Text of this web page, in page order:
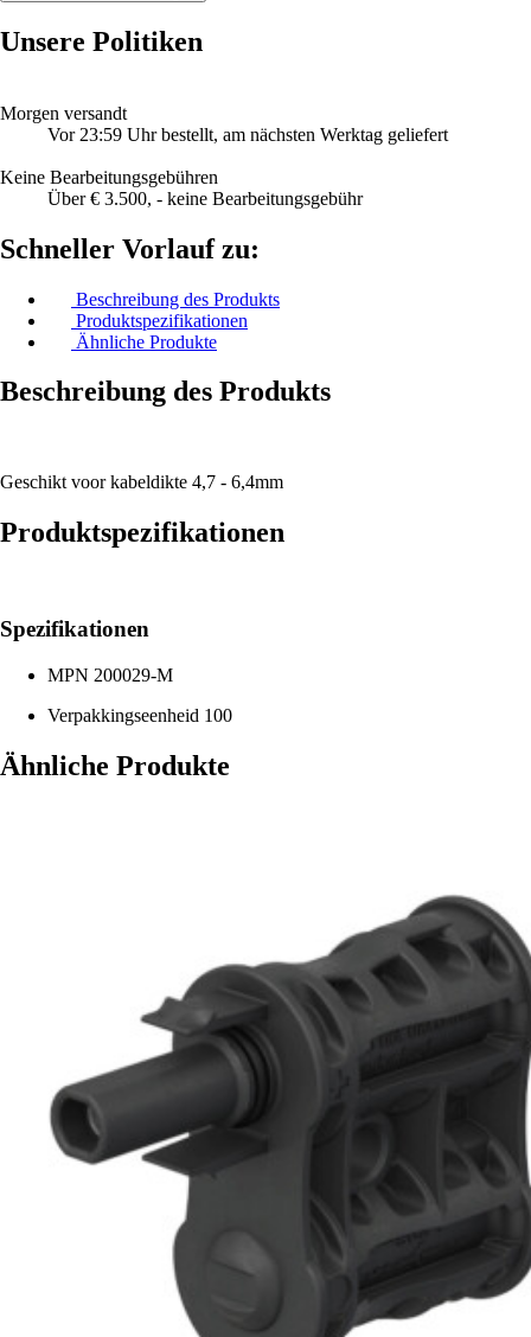
Unsere Politiken
Morgen versandt
Vor 23:59 Uhr bestellt, am nächsten Werktag geliefert
Keine Bearbeitungsgebühren
Über € 3.500, - keine Bearbeitungsgebühr
Schneller Vorlauf zu:
Beschreibung des Produkts
Produktspezifikationen
Ähnliche Produkte
Beschreibung des Produkts
Geschikt voor kabeldikte 4,7 - 6,4mm
Produktspezifikationen
Spezifikationen
MPN 200029-M
Verpakkingseenheid 100
Ähnliche Produkte